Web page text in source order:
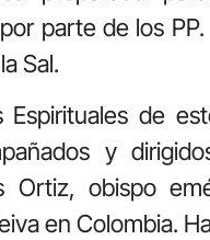
parte de los PP.
Sal.
Espirituales de
y
Ortiz, obispo
en Colombia.